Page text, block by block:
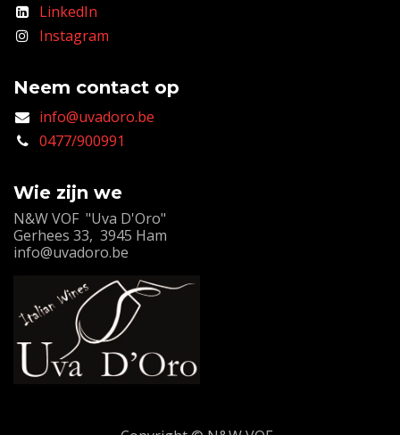
LinkedIn
Instagram
Neem contact op
info@uvadoro.be
0477/900991
Wie zijn we
N&W VOF "Uva D'Oro"
Gerhees 33, 3945 Ham
info@uvadoro.be